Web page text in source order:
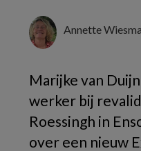
Annette
Marijke van
werker bij
Roessingh in
over een nieuw